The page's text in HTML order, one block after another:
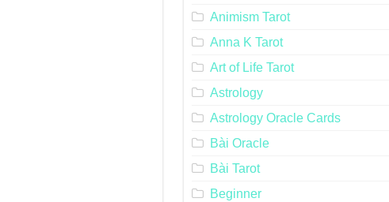
Animism Tarot
Anna K Tarot
Art of Life Tarot
Astrology
Astrology Oracle Cards
Bài Oracle
Bài Tarot
Beginner